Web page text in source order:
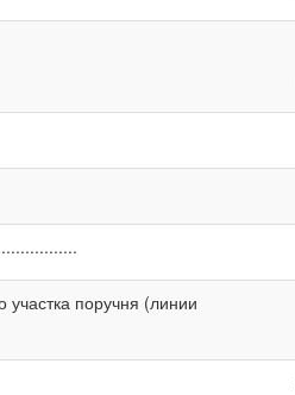
участка поручня (линии